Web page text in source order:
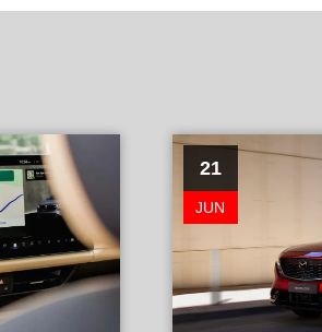
21
JUN